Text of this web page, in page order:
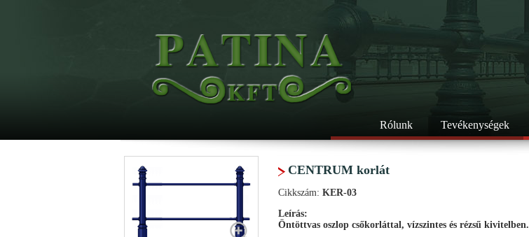
Rólunk Tevékenységek
CENTRUM korlát
Cikkszám: KER-03
Leírás:
Öntöttvas oszlop csőkorláttal, vízszintes és rézsű kivitelben.